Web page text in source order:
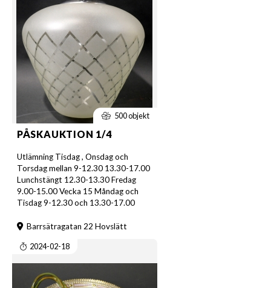
500 objekt
PÅSKAUKTION 1/4
Utlämning Tisdag , Onsdag och
Torsdag mellan 9-12.30 13.30-17.00
Lunchstängt 12.30-13.30 Fredag
9.00-15.00 Vecka 15 Måndag och
Tisdag 9-12.30 och 13.30-17.00
Barrsätragatan 22 Hovslätt
2024-02-18